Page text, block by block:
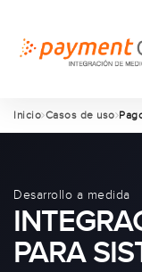
Inicio Casos de uso
Desarrollo a medida
PARA